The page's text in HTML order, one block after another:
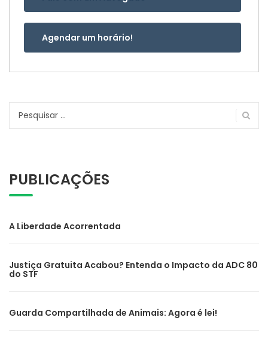
Agendar um horário!
Pesquisar
PUBLICAÇÕES
A Liberdade Acorrentada
Justiça Gratuita Acabou? Entenda o Impacto da ADC 80
do STF
Guarda Compartilhada de Animais: Agora é lei!